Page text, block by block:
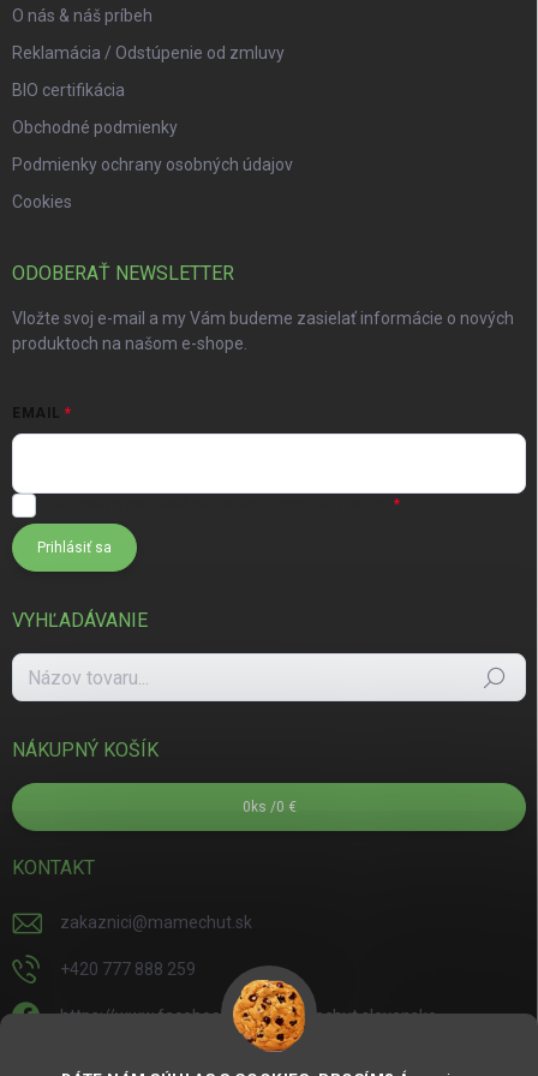
O nás & náš príbeh
Reklamácia / Odstúpenie od zmluvy
BIO certifikácia
Obchodné podmienky
Podmienky ochrany osobných údajov
Cookies
ODOBERAŤ NEWSLETTER
Vložte svoj e-mail a my Vám budeme zasielať informácie o nových
produktoch na našom e-shope.
EMAIL
Prihlásiť sa
VYHĽADÁVANIE
Hľadať
NÁKUPNÝ KOŠÍK
0 ks /0 €
KONTAKT
zakaznici@mamechut.sk
+420 777 888 259
https://www.facebook.com/mamechut.slovensko